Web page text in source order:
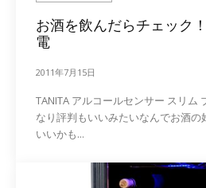
お酒を飲んだらチェック
電
2011年7月15日
TANITA アルコールセンサー スリム ブ
なり評判もいいみたいなんでお酒の
いいかも...